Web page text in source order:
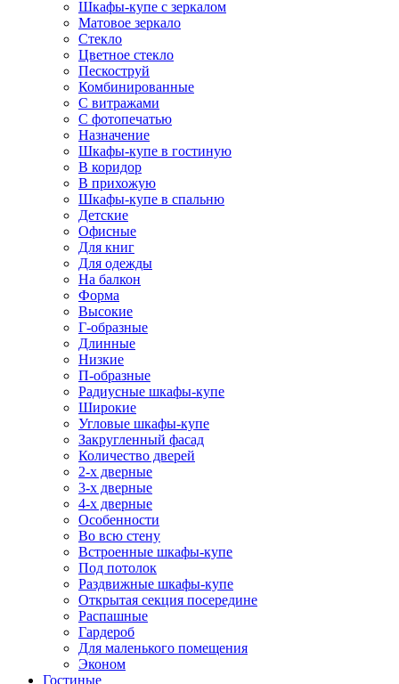
Шкафы-купе с зеркалом
Матовое зеркало
Стекло
Цветное стекло
Пескоструй
Комбинированные
С витражами
С фотопечатью
Назначение
Шкафы-купе в гостиную
В коридор
В прихожую
Шкафы-купе в спальню
Детские
Офисные
Для книг
Для одежды
На балкон
Форма
Высокие
Г-образные
Длинные
Низкие
П-образные
Радиусные шкафы-купе
Широкие
Угловые шкафы-купе
Закругленный фасад
Количество дверей
2-х дверные
3-х дверные
4-х дверные
Особенности
Во всю стену
Встроенные шкафы-купе
Под потолок
Раздвижные шкафы-купе
Открытая секция посередине
Распашные
Гардероб
Для маленького помещения
Эконом
Гостиные